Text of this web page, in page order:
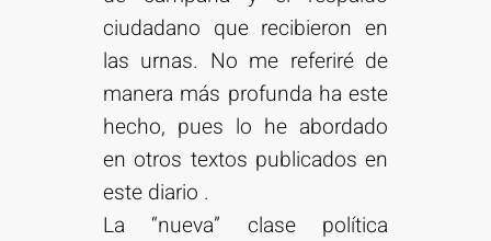
ciudadano que recibieron en
las urnas. No me referiré de
manera más profunda ha este
hecho, pues lo he abordado
en otros textos publicados en
este diario .
La “nueva” clase política